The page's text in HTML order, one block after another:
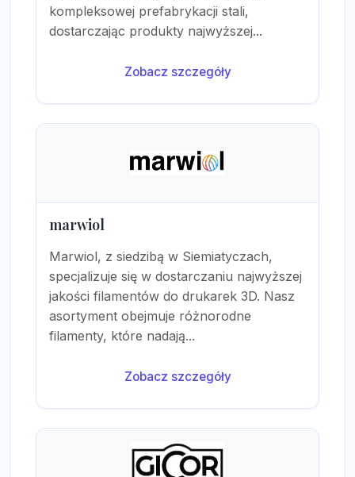
kompleksowej prefabrykacji stali,
dostarczając produkty najwyższej...
Zobacz szczegóły
marwiol
Marwiol, z siedzibą w Siemiatyczach,
specjalizuje się w dostarczaniu najwyższej
jakości filamentów do drukarek 3D. Nasz
asortyment obejmuje różnorodne
filamenty, które nadają...
Zobacz szczegóły